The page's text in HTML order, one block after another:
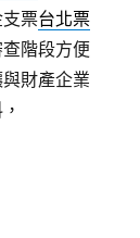
票台北票
階段方便
財產企業